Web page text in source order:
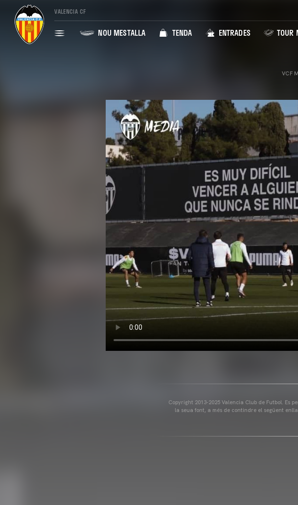
VALENCIA CF
NOU MESTALLA TENDA ENTRADES TOUR
VCF
Copyright 2013-2025 Valencia Club de Futbol. Es
la seua font, a més de contindre el següent